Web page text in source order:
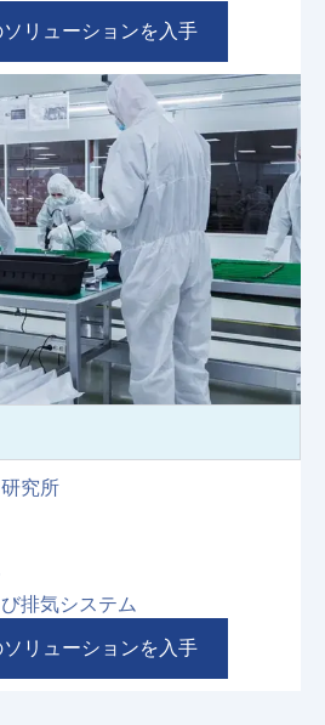
リューションを入手
究所
排気システム
リューションを入手